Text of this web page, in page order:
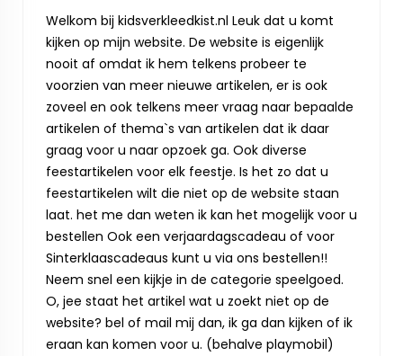
Welkom bij kidsverkleedkist.nl Leuk dat u komt
kijken op mijn website. De website is eigenlijk
nooit af omdat ik hem telkens probeer te
voorzien van meer nieuwe artikelen, er is ook
zoveel en ook telkens meer vraag naar bepaalde
artikelen of thema`s van artikelen dat ik daar
graag voor u naar opzoek ga. Ook diverse
feestartikelen voor elk feestje. Is het zo dat u
feestartikelen wilt die niet op de website staan
laat. het me dan weten ik kan het mogelijk voor u
bestellen Ook een verjaardagscadeau of voor
Sinterklaascadeaus kunt u via ons bestellen!!
Neem snel een kijkje in de categorie speelgoed.
O, jee staat het artikel wat u zoekt niet op de
website? bel of mail mij dan, ik ga dan kijken of ik
eraan kan komen voor u. (behalve playmobil)